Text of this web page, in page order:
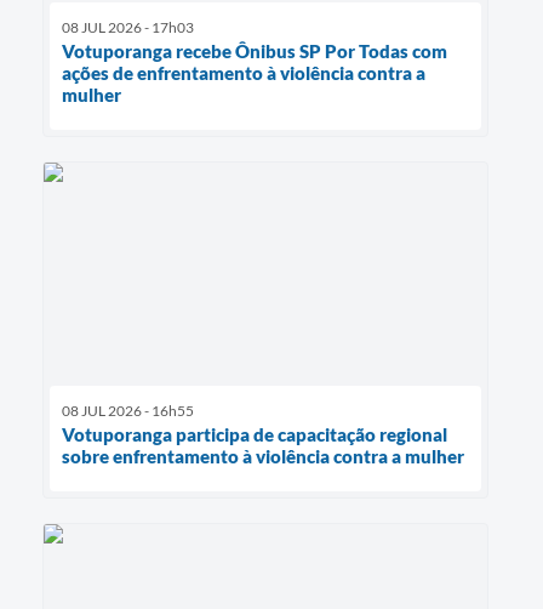
08 JUL 2026 - 17h03
Votuporanga recebe Ônibus SP Por Todas com
ações de enfrentamento à violência contra a
mulher
08 JUL 2026 - 16h55
Votuporanga participa de capacitação regional
sobre enfrentamento à violência contra a mulher